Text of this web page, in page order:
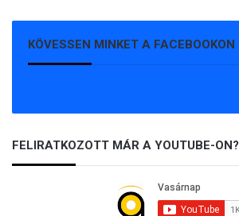
KÖVESSEN MINKET A FACEBOOKON
FELIRATKOZOTT MÁR A YOUTUBE-ON?